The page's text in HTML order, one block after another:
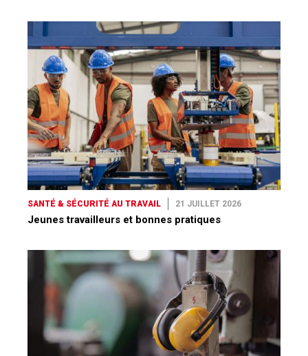
SANTÉ & SÉCURITÉ AU TRAVAIL 21 JUILLET 2026
Jeunes travailleurs et bonnes pratiques